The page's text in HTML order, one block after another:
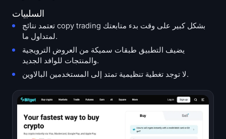
السلبيات
تعتمد نتائج copy trading بشكل كبير على وقت بدء متابعتك
لمتداول ما.
يضيف التطبيق طبقات سميكة من العروض الترويجية
والمنتجات للوافد الجديد.
لا توجد تغطية تنظيمية تمتد إلى المستخدمين البالاوين.